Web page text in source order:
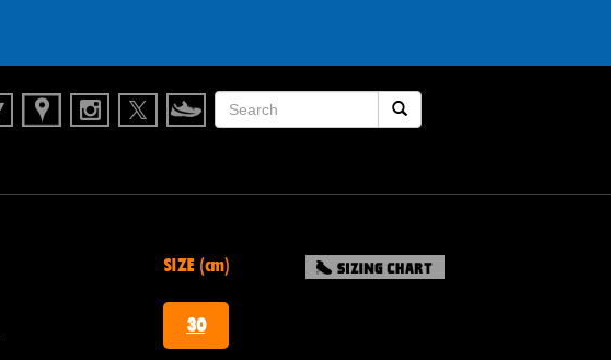
履かなくなったスニーカー買取します。
SIZE (cm)
30